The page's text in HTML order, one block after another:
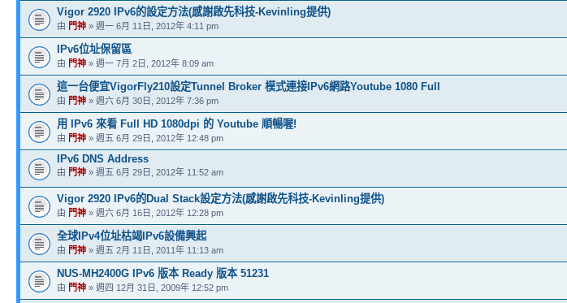
Vigor 2920 IPv6的設定方法(感謝啟先科技-Kevinling提供)
由 門神 » 週一 6月 11日, 2012年 4:11 pm
IPv6位址保留區
由 門神 » 週一 7月 2日, 2012年 8:09 am
這一台便宜VigorFly210設定Tunnel Broker 模式連接IPv6網路Youtube 1080 Full
由 門神 » 週六 6月 30日, 2012年 7:36 pm
用 IPv6 來看 Full HD 1080dpi 的 Youtube 順暢喔!
由 門神 » 週五 6月 29日, 2012年 12:48 pm
IPv6 DNS Address
由 門神 » 週五 6月 29日, 2012年 11:52 am
Vigor 2920 IPv6的Dual Stack設定方法(感謝啟先科技-Kevinling提供)
由 門神 » 週六 6月 16日, 2012年 12:28 pm
全球IPv4位址枯竭IPv6設備興起
由 門神 » 週五 2月 11日, 2011年 11:13 am
NUS-MH2400G IPv6 版本 Ready 版本 51231
由 門神 » 週四 12月 31日, 2009年 12:52 pm